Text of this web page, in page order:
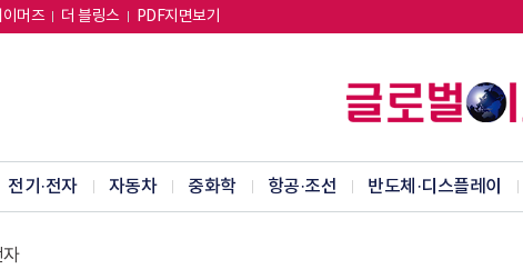
머즈 더 블링스 PDF지면보기
전기·전자 자동차 중화학 항공·조선 반도체·디스플레이
자